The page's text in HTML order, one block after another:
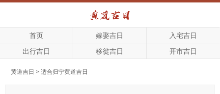
首页 嫁娶吉日
入宅吉日
出行吉日
移徙吉日 开市吉日
黄道吉日 > 适合归宁黄道吉日